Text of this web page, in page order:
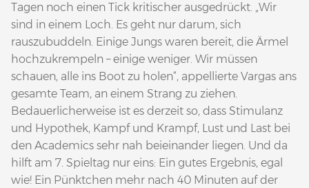
Tagen noch einen Tick kritischer ausgedrückt. „Wir
sind in einem Loch. Es geht nur darum, sich
rauszubuddeln. Einige Jungs waren bereit, die Ärmel
hochzukrempeln – einige weniger. Wir müssen
schauen, alle ins Boot zu holen“, appellierte Vargas ans
gesamte Team, an einem Strang zu ziehen.
Bedauerlicherweise ist es derzeit so, dass Stimulanz
und Hypothek, Kampf und Krampf, Lust und Last bei
den Academics sehr nah beieinander liegen. Und da
hilft am 7. Spieltag nur eins: Ein gutes Ergebnis, egal
wie! Ein Pünktchen mehr nach 40 Minuten auf der